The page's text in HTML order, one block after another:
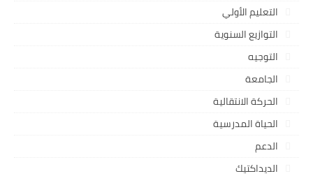
التعليم الأولي
التوازيع السنوية
التوجيه
الجامعة
الحركة الانتقالية
الحياة المدرسية
الدعم
الديداكتيك